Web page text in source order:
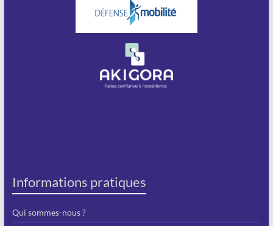
Informations pratiques
Qui sommes-nous ?